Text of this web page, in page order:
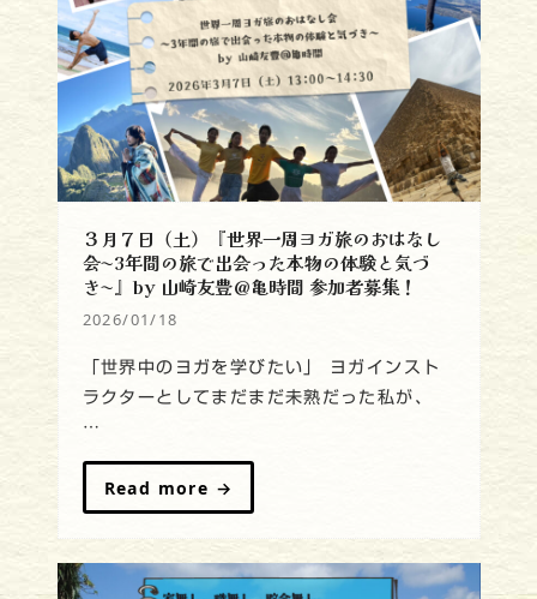
３月７日（土）『世界一周ヨガ旅のおはなし
会〜3年間の旅で出会った本物の体験と気づ
き〜』by 山崎友豊＠亀時間 参加者募集！
2026/01/18
「世界中のヨガを学びたい」 ヨガインスト
ラクターとしてまだまだ未熟だった私が、
…
Read more →